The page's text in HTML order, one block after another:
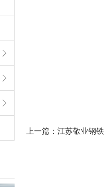
上一篇：江苏敬业钢